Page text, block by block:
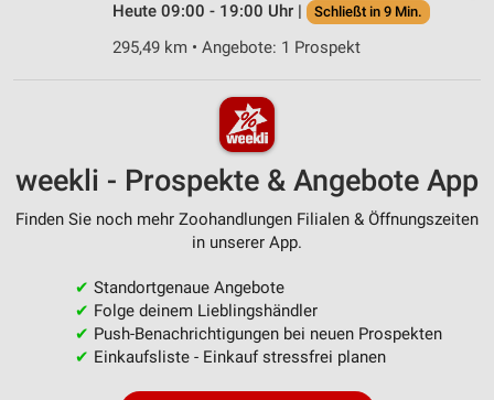
Heute 09:00 - 19:00 Uhr |
Schließt in 9 Min.
295,49 km • Angebote: 1 Prospekt
weekli - Prospekte & Angebote App
Finden Sie noch mehr Zoohandlungen Filialen & Öffnungszeiten
in unserer App.
✔ Standortgenaue Angebote
✔ Folge deinem Lieblingshändler
✔ Push-Benachrichtigungen bei neuen Prospekten
✔ Einkaufsliste - Einkauf stressfrei planen